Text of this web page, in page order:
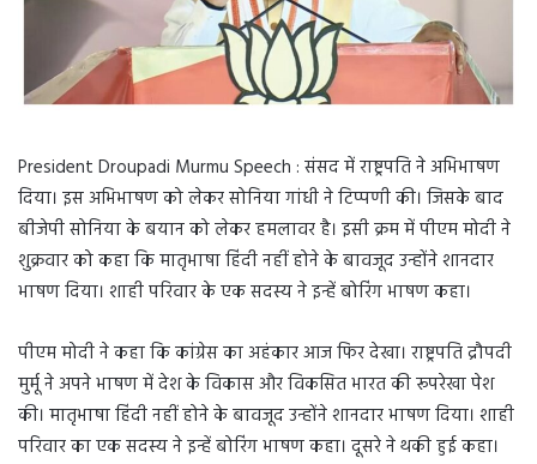
President Droupadi Murmu Speech : संसद में राष्ट्रपति ने अभिभाषण
दिया। इस अभिभाषण को लेकर सोनिया गांधी ने टिप्पणी की। जिसके बाद
बीजेपी सोनिया के बयान को लेकर हमलावर है। इसी क्रम में पीएम मोदी ने
शुक्रवार को कहा कि मातृभाषा हिंदी नहीं होने के बावजूद उन्होंने शानदार
भाषण दिया। शाही परिवार के एक सदस्य ने इन्हें बोरिंग भाषण कहा।
पीएम मोदी ने कहा कि कांग्रेस का अहंकार आज फिर देखा। राष्ट्रपति द्रौपदी
मुर्मू ने अपने भाषण में देश के विकास और विकसित भारत की रूपरेखा पेश
की। मातृभाषा हिंदी नहीं होने के बावजूद उन्होंने शानदार भाषण दिया। शाही
परिवार का एक सदस्य ने इन्हें बोरिंग भाषण कहा। दूसरे ने थकी हुई कहा।